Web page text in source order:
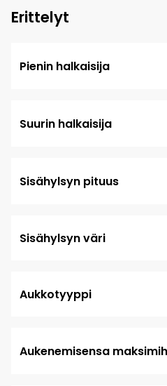
Erittelyt
Pienin halkaisija
Suurin halkaisija
Sisähylsyn pituus
Sisähylsyn väri
Aukkotyyppi
Aukenemisensa